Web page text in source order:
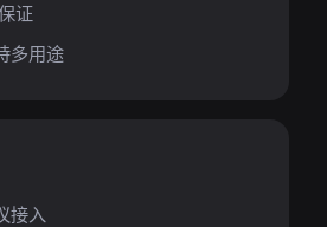
证
多用途
接入